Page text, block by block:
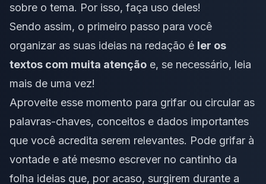
sobre o tema. Por isso, faça uso deles!
Sendo assim, o primeiro passo para você
organizar as suas ideias na redação é ler os
textos com muita atenção e, se necessário, leia
mais de uma vez!
Aproveite esse momento para grifar ou circular as
palavras-chaves, conceitos e dados importantes
que você acredita serem relevantes. Pode grifar à
vontade e até mesmo escrever no cantinho da
folha ideias que, por acaso, surgirem durante a